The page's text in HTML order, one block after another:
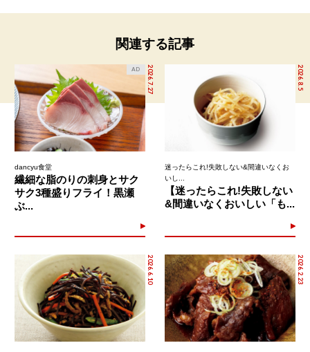
関連する記事
2026.7.27
AD
dancyu食堂
繊細な脂のりの刺身とサク
サク3種盛りフライ！黒瀬
ぶ...
2026.8.5
迷ったらこれ!失敗しない&間違いなくお
いし...
【迷ったらこれ!失敗しない
&間違いなくおいしい「も...
2026.6.10 2026.2.23